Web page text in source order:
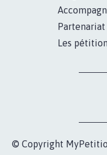
Les
© Copyright